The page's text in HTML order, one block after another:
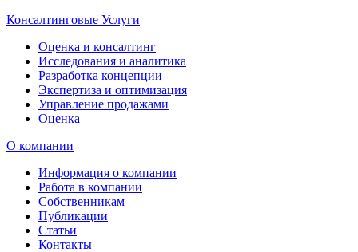
Консалтинговые Услуги
Оценка и консалтинг
Исследования и аналитика
Разработка концепции
Экспертиза и оптимизация
Управление продажами
Оценка
О компании
Информация о компании
Работа в компании
Собственникам
Публикации
Статьи
Контакты